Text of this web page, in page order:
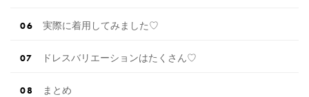
実際に着用してみました♡
ドレスバリエーションはたくさん♡
まとめ